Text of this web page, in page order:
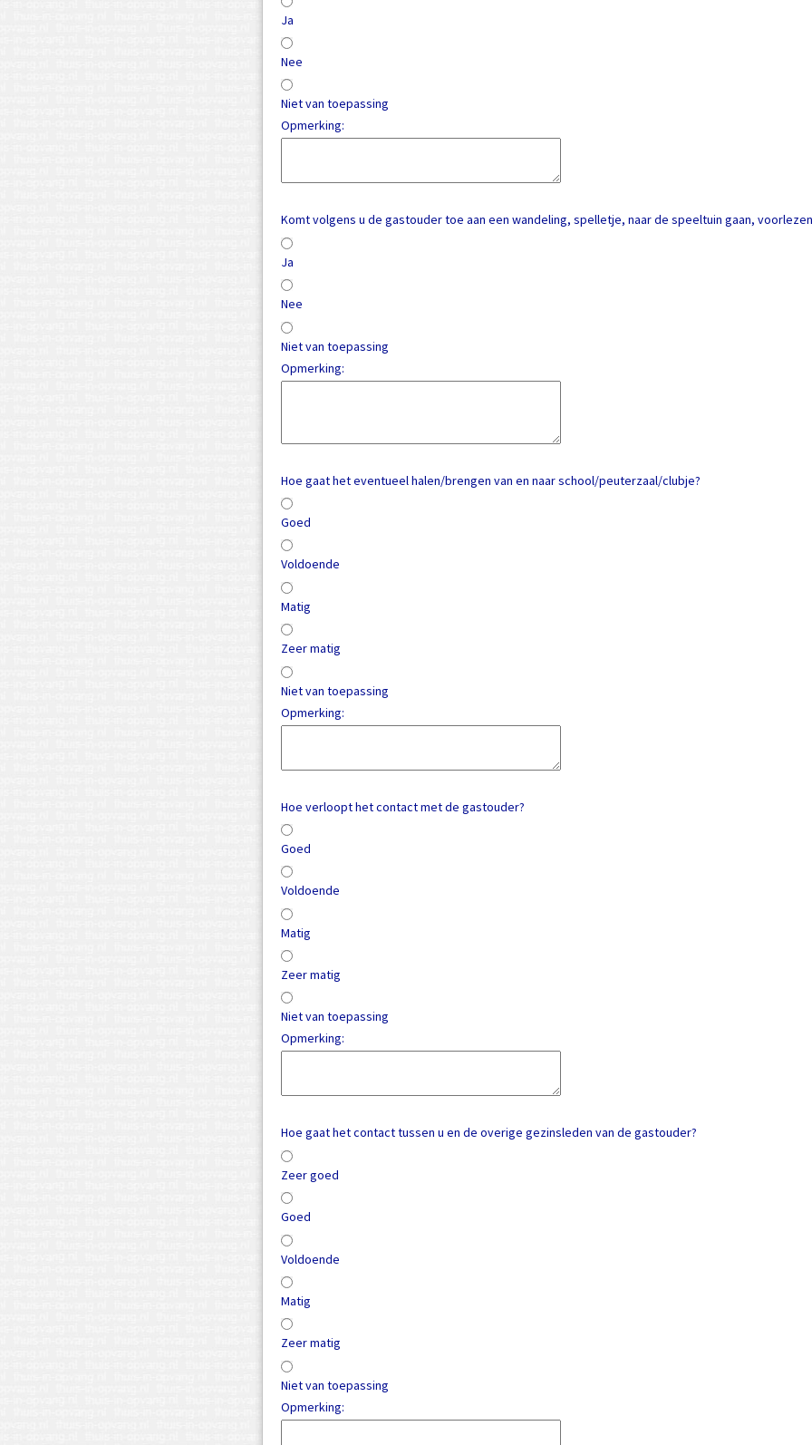
Ja
Nee
Niet van toepassing
Opmerking:
Komt volgens u de gastouder toe aan een wandeling, spelletje, naar de speeltuin gaan,
Ja
Nee
Niet van toepassing
Opmerking:
Hoe gaat het eventueel halen/brengen van en naar school/peuterzaal/clubje?
Goed
Voldoende
Matig
Zeer matig
Niet van toepassing
Opmerking:
Hoe verloopt het contact met de gastouder?
Goed
Voldoende
Matig
Zeer matig
Niet van toepassing
Opmerking:
Hoe gaat het contact tussen u en de overige gezinsleden van de gastouder?
Zeer goed
Goed
Voldoende
Matig
Zeer matig
Niet van toepassing
Opmerking: